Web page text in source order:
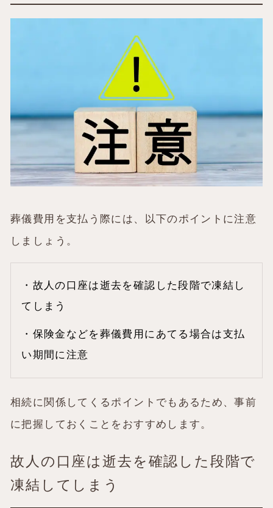
葬儀費用を支払う際には、以下のポイントに注意
しましょう。
・故人の口座は逝去を確認した段階で凍結し
てしまう
・保険金などを葬儀費用にあてる場合は支払
い期間に注意
相続に関係してくるポイントでもあるため、事前
に把握しておくことをおすすめします。
故人の口座は逝去を確認した段階で
凍結してしまう